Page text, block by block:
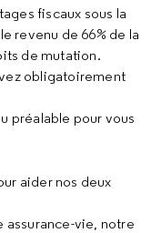
fiscaux sous la
revenu de 66% de la
de mutation.
obligatoirement
préalable pour vous
aider nos deux
assurance-vie, notre